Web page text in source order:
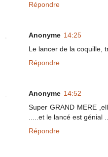
Répondre
Anonyme 14:25
Le lancer de la coquille,
Répondre
Anonyme 14:52
Super GRAND MERE
.....et le lancé est génial ....
Répondre